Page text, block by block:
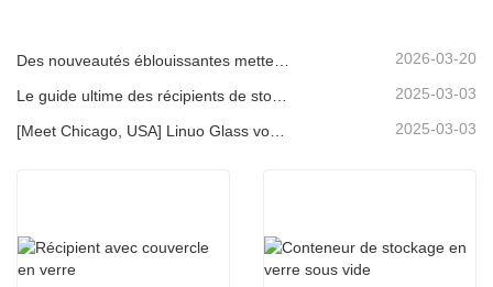
2026-03-20
2025-03-03
[Meet Chicago, USA] Linuo Glass vous invite à rassembler le salon à domicile inspiré de Chicago! 2025-03-03